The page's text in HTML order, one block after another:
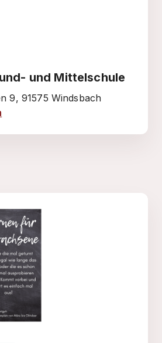
und Mittelschule
9, 91575 Windsbach